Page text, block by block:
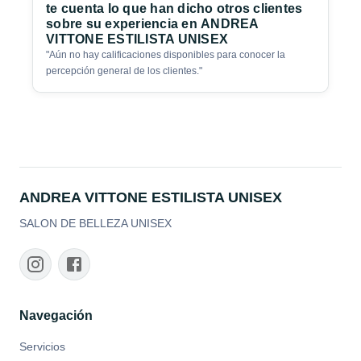
te cuenta lo que han dicho otros clientes
sobre su experiencia en ANDREA
VITTONE ESTILISTA UNISEX
"Aún no hay calificaciones disponibles para conocer la
percepción general de los clientes. "
ANDREA VITTONE ESTILISTA UNISEX
SALON DE BELLEZA UNISEX
Navegación
Servicios